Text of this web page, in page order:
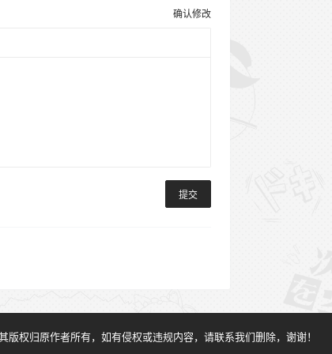
确认修改
提交
权归原作者所有，如有侵权或违规内容，请联系我们删除，谢谢！